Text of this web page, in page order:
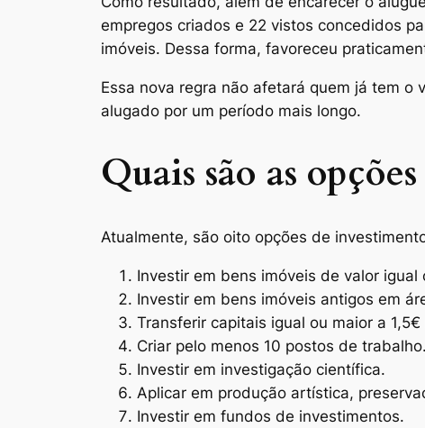
empregos criados e 22 vistos concedidos
imóveis. Dessa forma, favoreceu
Essa nova regra não afetará quem já tem
alugado por um período mais longo.
Quais são as
Atualmente, são oito opções de
Investir em bens imóveis de valor
Investir em bens imóveis antigos em
Transferir capitais igual ou maior a 1,5€
Criar pelo menos 10 postos de trabalho.
Investir em investigação científica.
Aplicar em produção artística,
Investir em fundos de investimentos.